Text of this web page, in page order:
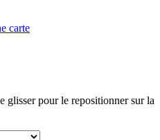
carte
glisser pour le repositionner sur la